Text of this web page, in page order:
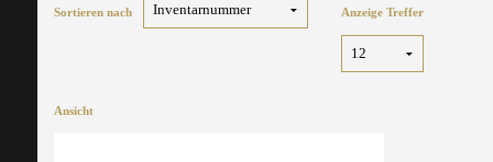
Sortieren nach Anzeige Treffer
Ansicht